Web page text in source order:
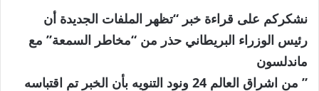
نشكركم على قراءة خبر “تظهر الملفات الجديدة أن
رئيس الوزراء البريطاني حذر من “مخاطر السمعة” مع
ماندلسون
” من اشراق العالم 24 ونود التنويه بأن الخبر تم اقتباسه